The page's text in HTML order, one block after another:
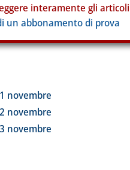
interamente gli
un abbonamento di prova
novembre
novembre
novembre